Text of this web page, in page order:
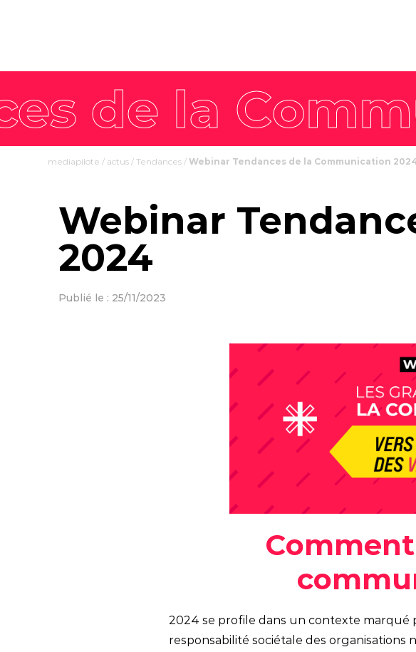
mediapilote / actus /Tendances /Webinar Tendances de la Communication
Webinar
2024
Publié le : 25/11/2023
2024 se profile dans un contexte marqué
responsabilité sociétale des